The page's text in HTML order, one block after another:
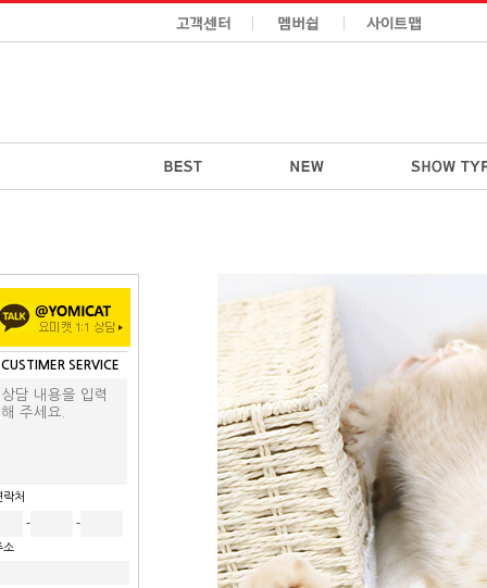
CUSTIMER SERVICE
락처
-
-
소